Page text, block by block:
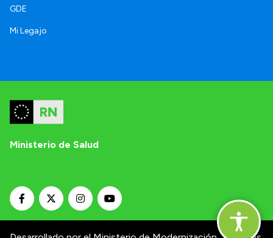
GDE
Mi Legajo
Ministerio de Salud